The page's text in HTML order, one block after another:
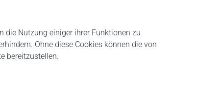
die Nutzung einiger ihrer Funktionen zu
Ohne diese Cookies können die von
bereitzustellen.